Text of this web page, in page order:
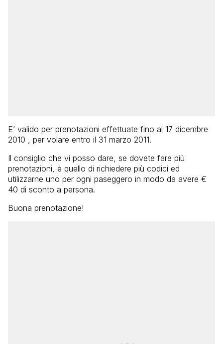
E’ valido per prenotazioni effettuate fino al 17 dicembre
2010 , per volare entro il 31 marzo 2011.
Il consiglio che vi posso dare, se dovete fare più
prenotazioni, è quello di richiedere più codici ed
utilizzarne uno per ogni paseggero in modo da avere €
40 di sconto a persona.
Buona prenotazione!